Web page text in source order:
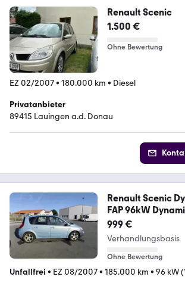
Renault Scenic
1.500 €
Ohne Bewertung
EZ 02/2007• 180.000 km • Diesel
Privatanbieter
89415 Lauingen a.d. Donau
Renault Scenic
FAP 96kW
999 €
Verhandlungsbasis
Ohne Bewertung
Unfallfrei • EZ 08/2007• 185.000 km • 96 kW